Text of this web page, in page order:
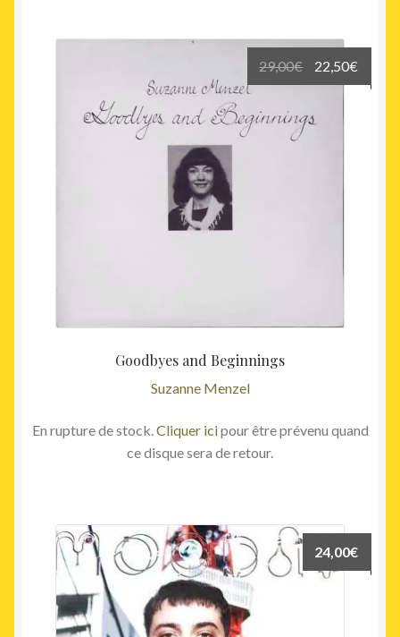
Goodbyes and Beginnings
Suzanne Menzel
29,00€
Le
prix
22,50€
prix
En rupture de stock.Cliquer icipour être prévenu quand
ce disque sera de retour.
24,00€